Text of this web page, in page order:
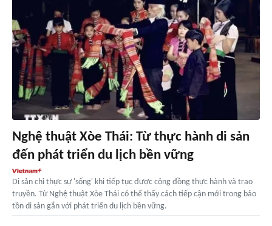
Nghệ thuật Xòe Thái: Từ thực hành di sản
đến phát triển du lịch bền vững
Di sản chỉ thực sự 'sống' khi tiếp tục được cộng đồng thực hành và trao
truyền. Từ Nghệ thuật Xòe Thái có thể thấy cách tiếp cận mới trong bảo
tồn di sản gắn với phát triển du lịch bền vững.